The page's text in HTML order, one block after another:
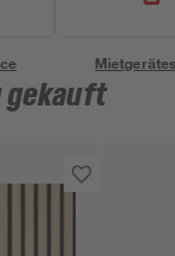
gekauft